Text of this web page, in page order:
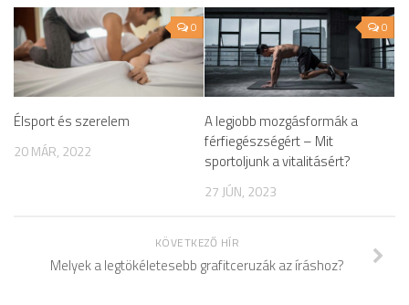
0
Élsport és szerelem
20 MÁR, 2022
0
A legjobb mozgásformák a
férfiegészségért – Mit
sportoljunk a vitalitásért?
27 JÚN, 2023
KÖVETKEZŐ HÍR
Melyek a legtökéletesebb grafitceruzák az íráshoz?